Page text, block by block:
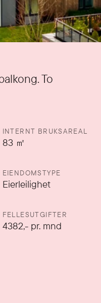
To
INTERNT BRUKSAREAL
83㎡
EIENDOMSTYPE
Eierleilighet
FELLESUTGIFTER
4382,- pr. mnd